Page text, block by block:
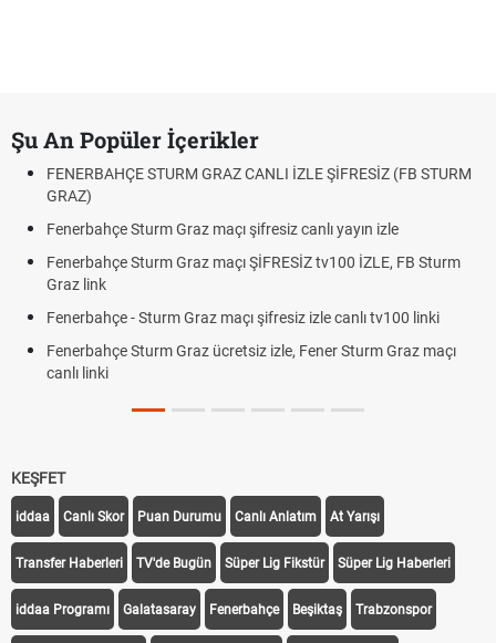
Şu An Popüler İçerikler
FENERBAHÇE STURM GRAZ CANLI İZLE ŞİFRESİZ (FB STURM
GRAZ)
Fenerbahçe Sturm Graz maçı şifresiz canlı yayın izle
Fenerbahçe Sturm Graz maçı ŞİFRESİZ tv100 İZLE, FB Sturm
Graz link
Fenerbahçe - Sturm Graz maçı şifresiz izle canlı tv100 linki
Fenerbahçe Sturm Graz ücretsiz izle, Fener Sturm Graz maçı
canlı linki
KEŞFET
iddaa Canlı Skor Puan Durumu Canlı Anlatım At Yarışı
Transfer Haberleri TV'de Bugün Süper Lig Fikstür Süper Lig Haberleri
iddaa Programı Galatasaray Fenerbahçe Beşiktaş Trabzonspor